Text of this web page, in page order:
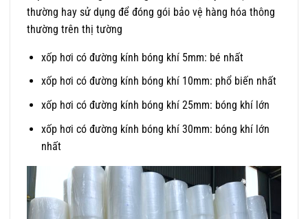
thường hay sử dụng để đóng gói bảo vệ hàng hóa thông
thường trên thị tường
xốp hơi có đường kính bóng khí 5mm: bé nhất
xốp hơi có đường kính bóng khí 10mm: phổ biến nhất
xốp hơi có đường kính bóng khí 25mm: bóng khí lớn
xốp hơi có đường kính bóng khí 30mm: bóng khí lớn
nhất